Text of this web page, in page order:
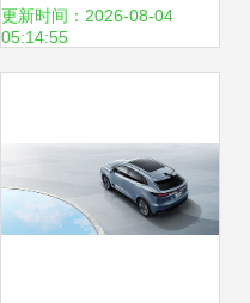
售与交付部门推动
更新时间：2026-08-04
05:14:55